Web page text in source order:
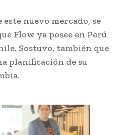
nuevo mercado, se
Flow ya posee en Perú
Sostuvo, también que
planificación de su